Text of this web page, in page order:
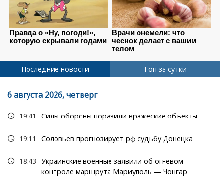
Последние новости Топ за сутки
6 августа 2026, четверг
19:41 Силы обороны поразили вражеские объекты
19:11 Соловьев прогнозирует рф судьбу Донецка
18:43 Украинские военные заявили об огневом
контроле маршрута Мариуполь — Чонгар